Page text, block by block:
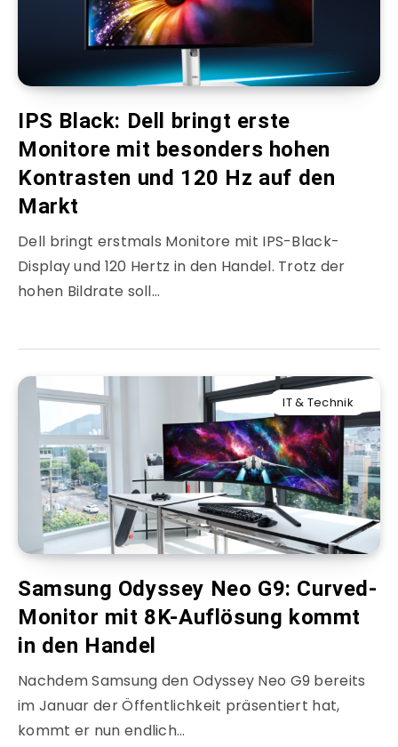
IPS Black: Dell bringt erste
Monitore mit besonders hohen
Kontrasten und 120 Hz auf den
Markt
Dell bringt erstmals Monitore mit IPS-Black-
Display und 120 Hertz in den Handel. Trotz der
hohen Bildrate soll…
IT & Technik
Samsung Odyssey Neo G9: Curved-
Monitor mit 8K-Auflösung kommt
in den Handel
Nachdem Samsung den Odyssey Neo G9 bereits
im Januar der Öffentlichkeit präsentiert hat,
kommt er nun endlich…